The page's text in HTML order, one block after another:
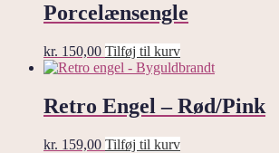
Porcelænsengle
kr. 150,00 Tilføj til kurv
Retro Engel – Rød/Pink
kr. 159,00 Tilføj til kurv